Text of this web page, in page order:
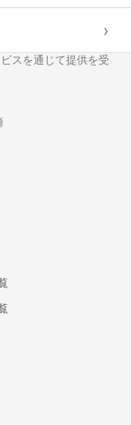
›
スを通じて提供を受